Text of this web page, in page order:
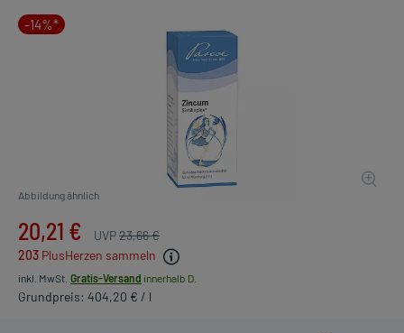
-14%*
Abbildung ähnlich
20,21 € UVP23,66 €
203 PlusHerzen sammeln
inkl. MwSt. Gratis-Versand innerhalb D.
Grundpreis: 404,20 € / l